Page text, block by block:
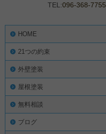
TEL:096-368-7755
HOME
21つの約束
外壁塗装
屋根塗装
無料相談
ブログ